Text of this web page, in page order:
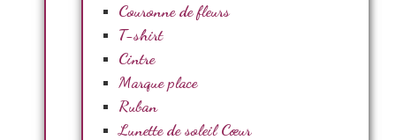
Couronne de fleurs
T-shirt
Cintre
Marque place
Ruban
Lunette de soleil Cœur